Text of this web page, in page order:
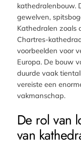
kathedralenbouw.
gewelven,
Kathedralen zoals
Chartres-
voorbeelden voor
Europa. De bouw
duurde vaak
vereiste een
vakmanschap.
De rol van
van